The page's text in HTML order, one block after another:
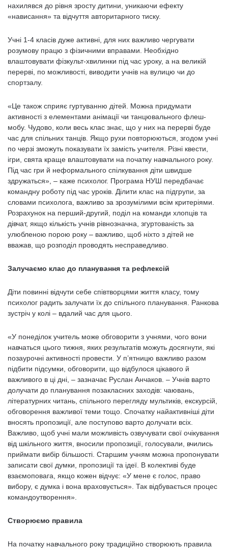
нахилявся до рівня зросту дитини, уникаючи ефекту
«нависання» та відчуття авторитарного тиску.
Учні 1-4 класів дуже активні, для них важливо чергувати
розумову працю з фізичними вправами. Необхідно
влаштовувати фізкульт-хвилинки під час уроку, а на великій
перерві, по можливості, виводити учнів на вулицю чи до
спортзалу.
«Це також сприяє гуртуванню дітей. Можна придумати
активності з елементами анімації чи танцювального флеш-
мобу. Чудово, коли весь клас знає, що у них на перерві буде
час для спільних танців. Якщо рухи повторюються, згодом учні
по черзі зможуть показувати їх замість учителя. Різні квести,
ігри, свята краще влаштовувати на початку навчального року.
Під час гри й неформального спілкування діти швидше
здружаться», – каже психолог. Програма НУШ передбачає
командну роботу під час уроків. Ділити клас на підгрупи, за
словами психолога, важливо за зрозумілими всім критеріями.
Розрахунок на перший-другий, поділ на команди хлопців та
дівчат, якщо кількість учнів рівнозначна, згуртованість за
улюбленою порою року – важливо, щоб ніхто з дітей не
вважав, що розподіл проводять несправедливо.
Залучаємо клас до планування та рефлексій
Діти повинні відчути себе співтворцями життя класу, тому
психолог радить залучати їх до спільного планування. Ранкова
зустріч у колі – вдалий час для цього.
«У понеділок учитель може обговорити з учнями, чого вони
навчаться цього тижня, яких результатів можуть досягнути, які
позаурочні активності провести. У п’ятницю важливо разом
підбити підсумки, обговорити, що відбулося цікавого й
важливого в ці дні, – зазначає Руслан Анчаков. – Учнів варто
долучати до планування позакласних заходів: чаювань,
літературних читань, спільного перегляду мультиків, екскурсій,
обговорення важливої теми тощо. Спочатку найактивніші діти
вносять пропозиції, але поступово варто долучати всіх.
Важливо, щоб учні мали можливість озвучувати свої очікування
від шкільного життя, вносили пропозиції, голосували, вчились
приймати вибір більшості. Старшим учням можна пропонувати
записати свої думки, пропозиції та ідеї. В колективі буде
взаємоповага, якщо кожен відчує: «У мене є голос, право
вибору, є думка і вона враховується». Так відбувається процес
командоутворення».
Створюємо правила
На початку навчального року традиційно створюють правила